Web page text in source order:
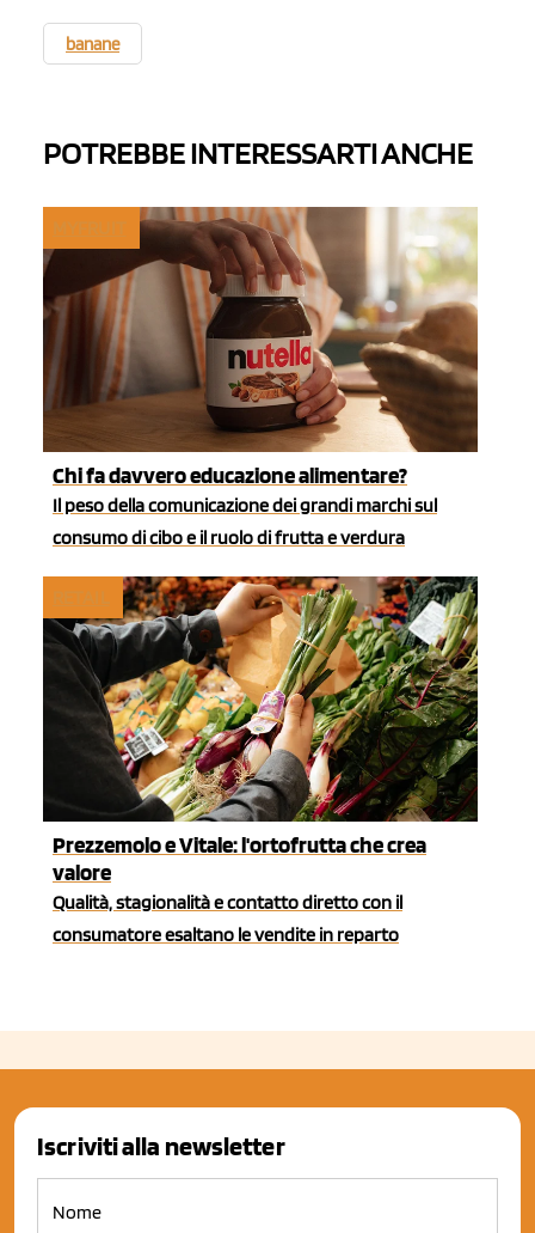
banane
POTREBBE INTERESSARTI ANCHE
Chi fa davvero educazione alimentare?
Il peso della comunicazione dei grandi marchi sul
consumo di cibo e il ruolo di frutta e verdura
Prezzemolo e Vitale: l'ortofrutta che crea
valore
Qualità, stagionalità e contatto diretto con il
consumatore esaltano le vendite in reparto
Iscriviti alla newsletter